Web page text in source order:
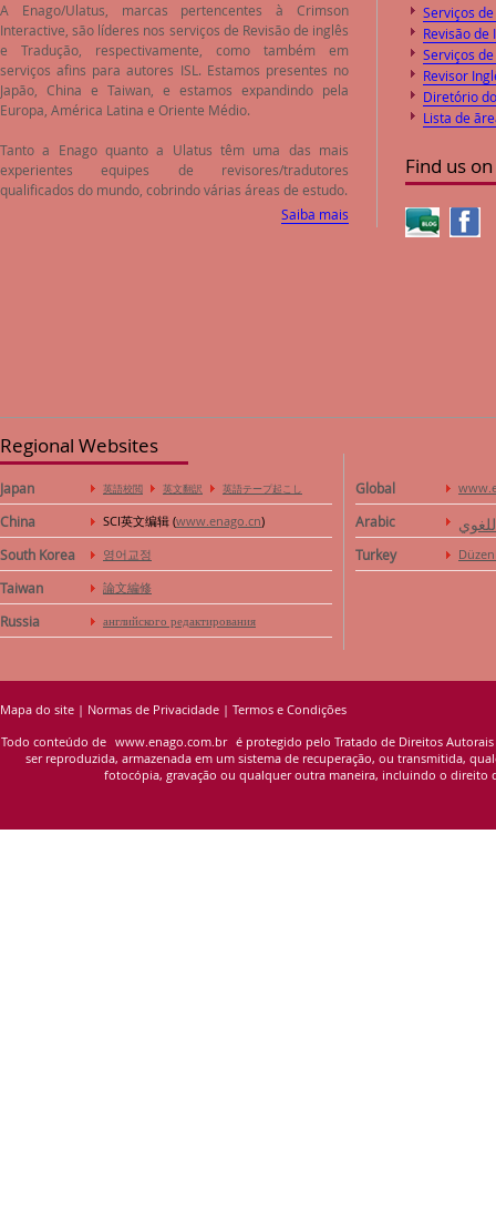
A Enago/Ulatus, marcas pertencentes à Crimson
Interactive, são líderes nos serviços de Revisão de inglês
e Tradução, respectivamente, como também em
serviços afins para autores ISL. Estamos presentes no
Japão, China e Taiwan, e estamos expandindo pela
Europa, América Latina e Oriente Médio.
Tanto a Enago quanto a Ulatus têm uma das mais
experientes equipes de revisores/tradutores
qualificados do mundo, cobrindo várias áreas de estudo.
Saiba mais
Serviços
Revisão de
Serviços
Revisor
Diretório
Lista de
Find us on
Regional Websites
Japan 英語校閲 英文翻訳 英語テープ起こし
China SCI英文编辑 (www.enago.cn)
South Korea 영어교정
Taiwan 論文編修
Russia английского редактирования
Global
Arabic
Turkey
Mapa do site | Normas de Privacidade | Termos e Condições
Todo conteúdo de www.enago.com.br é protegido pelo Tratado de Direitos
ser reproduzida, armazenada em um sistema de recuperação, ou transmitida,
fotocópia, gravação ou qualquer outra maneira, incluindo o direito